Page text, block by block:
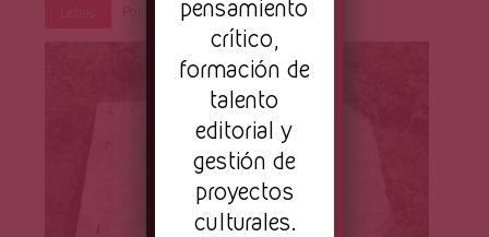
Primera Página Sep 28, 2021
pensamiento
crítico,
formación de
talento
editorial y
gestión de
proyectos
culturales.